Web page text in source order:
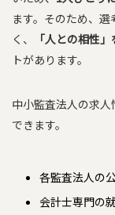
ます。そのため、
く、
「人との相性
トがあります。
中小監査法人の求
できます。
各監査法人の
会計士専門の